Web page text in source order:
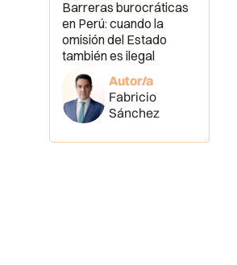
Barreras burocráticas
en Perú: cuando la
omisión del Estado
también es ilegal
Autor/a
Fabricio
Sánchez